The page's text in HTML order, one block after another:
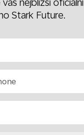
nejbližší oficiální
Stark Future.